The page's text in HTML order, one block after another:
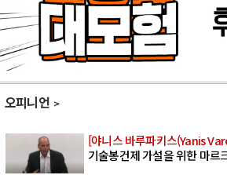
오피니언
[야니스 바루파키스(Yanis
기술봉건제 가설을 위한 마르